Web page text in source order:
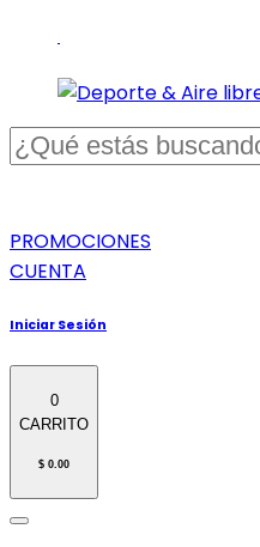
PROMOCIONES
CUENTA
Iniciar Sesión
0
CARRITO
$ 0.00